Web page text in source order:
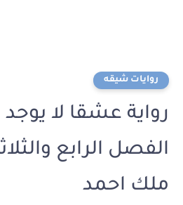
روايات شيقه
رواية عشقا لا
ملك احمد